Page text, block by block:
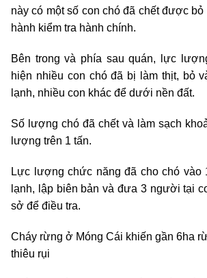
này có một số con chó đã chết được bỏ
hành kiểm tra hành chính.
Bên trong và phía sau quán, lực
hiện nhiều con chó đã bị làm thịt, bỏ
lạnh, nhiều con khác để dưới nền đất.
Số lượng chó đã chết và làm sạch
lượng trên 1 tấn.
Lực lượng chức năng đã cho chó vào
lạnh, lập biên bản và đưa 3 người tại
sở để điều tra.
Cháy rừng ở Móng Cái khiến gần 6ha
thiêu rụi